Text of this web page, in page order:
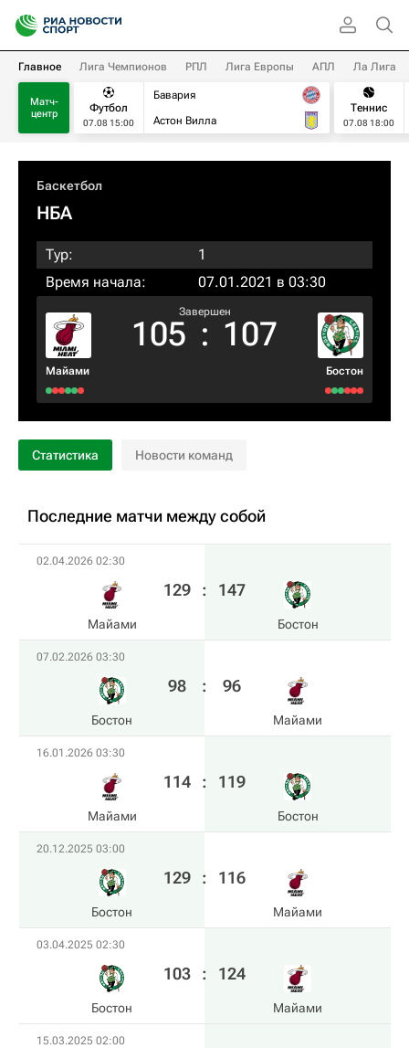
Главное Лига Чемпионов РПЛ Лига Европы АПЛ Ла Лига
Матч-
центр
Футбол
07.08 15:00
Бавария
Астон Вилла
Теннис
07.08 18:00
Баскетбол
НБА
Тур:
1
Время начала:
07.01.2021 в 03:30
Майами
Завершен
105 : 107
Бостон
Статистика Новости команд
Последние матчи между собой
02.04.2026 02:30
Майами
129 : 147
Бостон
07.02.2026 03:30
Бостон
98 : 96
Майами
16.01.2026 03:30
Майами
114 : 119
Бостон
20.12.2025 03:00
Бостон
129 : 116
Майами
03.04.2025 02:30
Бостон
103 : 124
Майами
15.03.2025 02:00